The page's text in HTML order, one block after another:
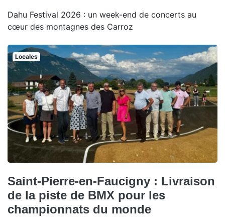
Dahu Festival 2026 : un week-end de concerts au
cœur des montagnes des Carroz
Locales
Saint-Pierre-en-Faucigny : Livraison
de la piste de BMX pour les
championnats du monde